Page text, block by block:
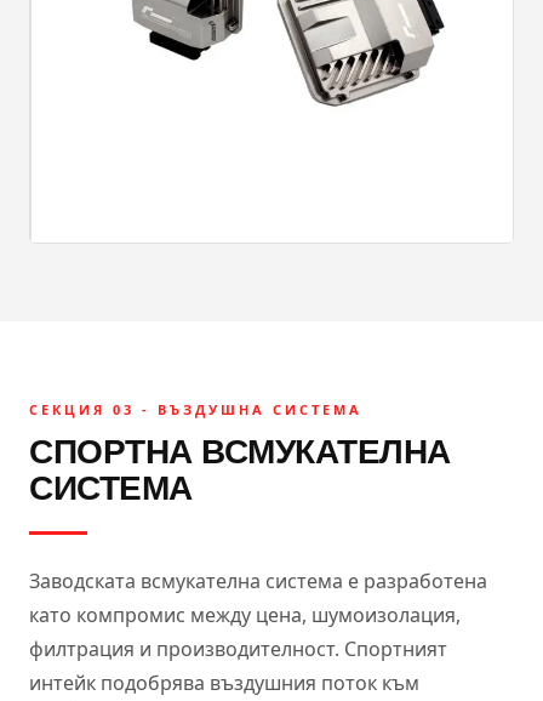
СЕКЦИЯ 03 - ВЪЗДУШНА СИСТЕМА
СПОРТНА ВСМУКАТЕЛНА
СИСТЕМА
Заводската всмукателна система е разработена
като компромис между цена, шумоизолация,
филтрация и производителност. Спортният
интейк подобрява въздушния поток към